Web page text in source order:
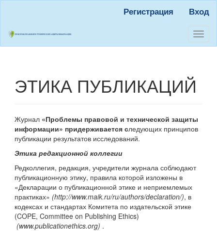
содержанию
содержание
Боковая
Регистрация Вход
ЭТИКА ПУБЛИКАЦИЙ
Журнал «Проблемы правовой и технической защиты
информации» придерживается следующих принципов
публикации результатов исследований.
Этика редакционной коллегии
Редколлегия, редакция, учредители журнала соблюдают
публикационную этику, правила которой изложены в
«Декларации о публикационной этике и неприемлемых
практиках» (http://www.maik.ru/ru/authors/declaration/), в
кодексах и стандартах Комитета по издательской этике
(COPE, Committee on Publishing Ethics)
(www.publicationethics.org) .